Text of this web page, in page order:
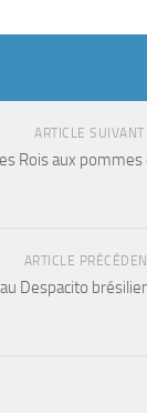
ARTICLE SUIVANT
Rois aux
ARTICLE
Despacito